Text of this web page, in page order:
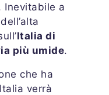
Inevitabile a
Italia di
più umide.
che ha
verrà